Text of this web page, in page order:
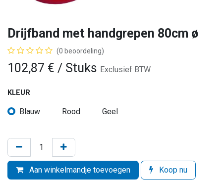
Drijfband met handgrepen 80cm ø
(0 beoordeling)
102,87 € / Stuks Exclusief BTW
KLEUR
Blauw Rood Geel
Aan winkelmandje toevoegen Koop nu